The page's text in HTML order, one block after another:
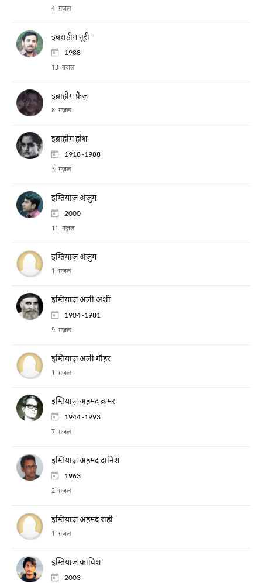
4 ग़ज़ल
इबराहीम नूरी
1988
13 ग़ज़ल
इब्राहीम फ़ैज़
8 ग़ज़ल
इब्राहीम होश
1918 -1988
3 ग़ज़ल
इम्तियाज़ अंजुम
2000
11 ग़ज़ल
इम्तियाज़ अंजुम
1 ग़ज़ल
इम्तियाज़ अली अर्शी
1904 -1981
9 ग़ज़ल
इम्तियाज़ अली गौहर
1 ग़ज़ल
इम्तियाज़ अहमद क़मर
1944 -1993
7 ग़ज़ल
इम्तियाज़ अहमद दानिश
1963
2 ग़ज़ल
इम्तियाज़ अहमद राही
1 ग़ज़ल
इम्तियाज़ काविश
2003